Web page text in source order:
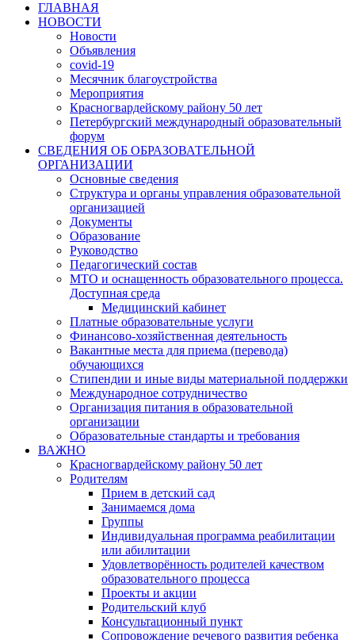
ГЛАВНАЯ
НОВОСТИ
Новости
Объявления
covid-19
Месячник благоустройства
Мероприятия
Красногвардейскому району 50 лет
Петербургский международный образовательный
форум
СВЕДЕНИЯ ОБ ОБРАЗОВАТЕЛЬНОЙ
ОРГАНИЗАЦИИ
Основные сведения
Структура и органы управления образовательной
организацией
Документы
Образование
Руководство
Педагогический состав
МТО и оснащенность образовательного процесса.
Доступная среда
Медицинский кабинет
Платные образовательные услуги
Финансово-хозяйственная деятельность
Вакантные места для приема (перевода)
обучающихся
Стипендии и иные виды материальной поддержки
Международное сотрудничество
Организация питания в образовательной
организации
Образовательные стандарты и требования
ВАЖНО
Красногвардейскому району 50 лет
Родителям
Прием в детский сад
Занимаемся дома
Группы
Индивидуальная программа реабилитации
или абилитации
Удовлетворённость родителей качеством
образовательного процесса
Проекты и акции
Родительский клуб
Консультационный пункт
Сопровождение речевого развития ребенка